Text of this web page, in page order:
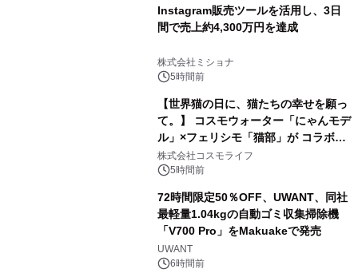
Instagram販売ツールを活用し、3日
間で売上約4,300万円を達成
株式会社ミショナ
5時間前
【世界猫の日に、猫たちの幸せを願っ
て。】 コスモウォーター「にゃんモデ
ル」×フェリシモ「猫部」が コラボキ
ャンペーンを実施
株式会社コスモライフ
5時間前
72時間限定50％OFF、UWANT、同社
最軽量1.04kgの自動ゴミ収集掃除機
「V700 Pro」をMakuakeで発売
UWANT
6時間前